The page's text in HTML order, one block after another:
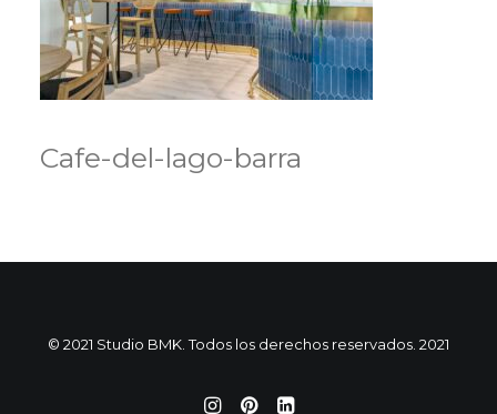
Cafe-del-lago-barra
© 2021 Studio BMK. Todos los derechos reservados. 2021